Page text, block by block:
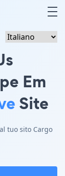
Em
Site
tuo sito Cargo